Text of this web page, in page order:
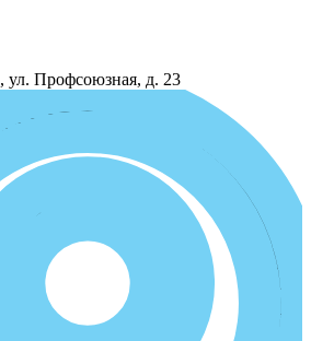
, ул. Профсоюзная, д. 23